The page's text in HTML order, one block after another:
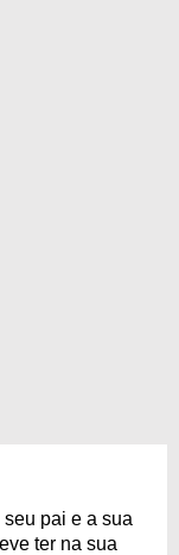
pai e a sua
ter na sua